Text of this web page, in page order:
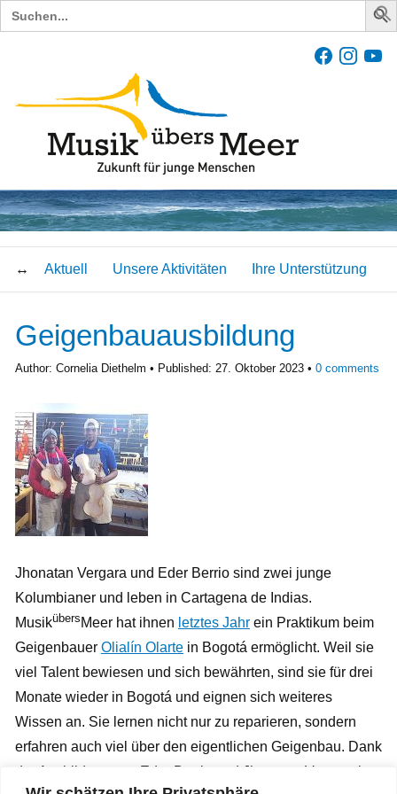
Search
for:
Aktuell Unsere Aktivitäten Ihre Unterstützung
Geigenbauausbildung
Author: Cornelia Diethelm Published: 27. Oktober 2023 0 comments
Jhonatan Vergara und Eder Berrio sind zwei junge
Kolumbianer und leben in Cartagena de Indias.
Musikübers Meer hat ihnen letztes Jahr ein Praktikum beim
Geigenbauer Olialín Olarte in Bogotá ermöglicht. Weil sie
viel Talent bewiesen und sich bewährten, sind sie für drei
Monate wieder in Bogotá und eignen sich weiteres
Wissen an. Sie lernen nicht nur zu reparieren, sondern
erfahren auch viel über den eigentlichen Geigenbau. Dank
der Ausbildung von Eder Berrio und Jhonatan Vergara ist